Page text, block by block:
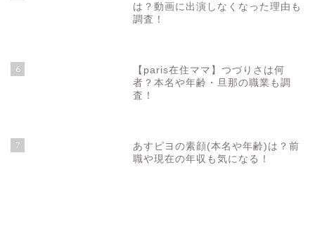
は？動画に出演しなくなった理由も
調査！
6
【paris在住ママ】つづりさは何
者？本名や年齢・旦那の職業も調
査！
7
あすピヨの素顔(本名や年齢)は？前
職や現在の年収も気になる！